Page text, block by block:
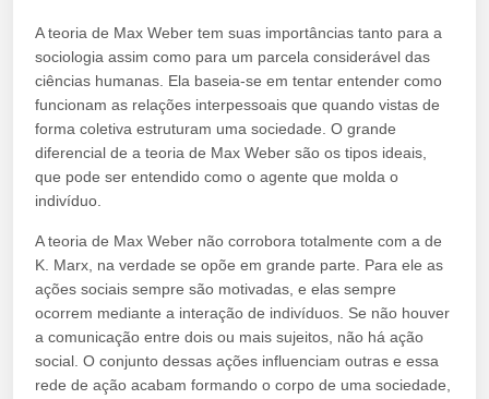
A teoria de Max Weber tem suas importâncias tanto para a
sociologia assim como para um parcela considerável das
ciências humanas. Ela baseia-se em tentar entender como
funcionam as relações interpessoais que quando vistas de
forma coletiva estruturam uma sociedade. O grande
diferencial de a teoria de Max Weber são os tipos ideais,
que pode ser entendido como o agente que molda o
indivíduo.
A teoria de Max Weber não corrobora totalmente com a de
K. Marx, na verdade se opõe em grande parte. Para ele as
ações sociais sempre são motivadas, e elas sempre
ocorrem mediante a interação de indivíduos. Se não houver
a comunicação entre dois ou mais sujeitos, não há ação
social. O conjunto dessas ações influenciam outras e essa
rede de ação acabam formando o corpo de uma sociedade,